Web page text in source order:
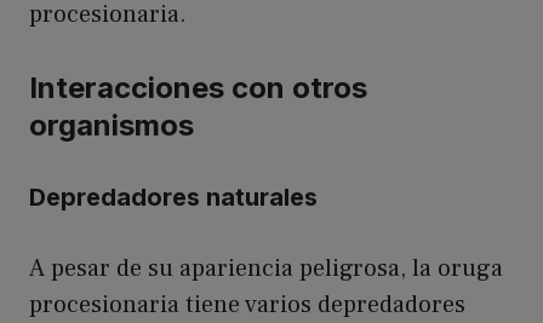
procesionaria.
Interacciones con otros
organismos
Depredadores naturales
A pesar de su apariencia peligrosa, la oruga
procesionaria tiene varios depredadores